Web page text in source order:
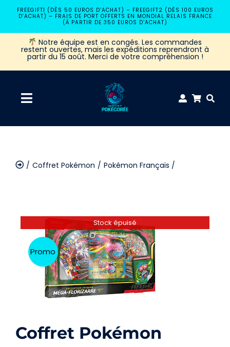
Passer
contenu
FREEGIFT1 (DÈS 50 EUROS D’ACHAT) – FREEGIFT2 (DÈS 100 EUROS
D’ACHAT) – FRAIS DE PORT OFFERTS EN MONDIAL RELAIS FRANCE
(À PARTIR DE 350 EUROS D’ACHAT)
Notre équipe est en congés. Les commandes
restent ouvertes, mais les expéditions reprendront à
partir du 15 août. Merci de votre compréhension !
Navigation
à
Coffret Pokémon
Carte Pokémon
Autre
Accessoires
Figurines
Coffret Pokémon
Pokémon Français
Stock épuisé
Promo
Coffret Pokémon